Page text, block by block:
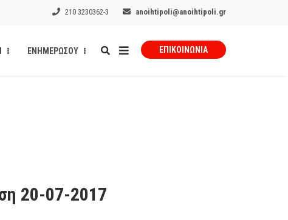
210 3230362-3 anoihtipoli@anoihtipoli.gr
ΕΝΗΜΕΡΩΣΟΥ ΕΠΙΚΟΙΝΩΝΊΑ
20-07-2017